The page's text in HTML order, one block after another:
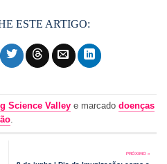
Science Valley e marcado doenças